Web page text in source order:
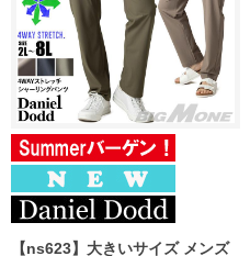
【ns623】大きいサイズ メンズ